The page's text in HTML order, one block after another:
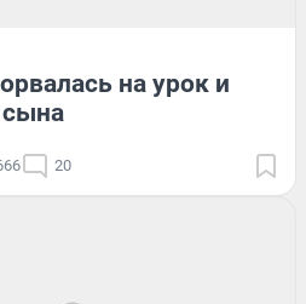
на урок и
сына
20